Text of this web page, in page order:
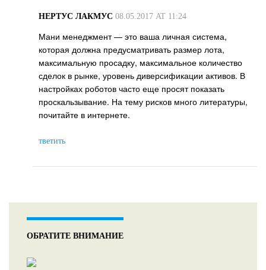
НЕРТУС ЛАКМУС 08.05.2017 AT 11:24
Мани менеджмент — это ваша личная система,
которая должна предусматривать размер лота,
максимальную просадку, максимальное количество
сделок в рынке, уровень диверсификации активов. В
настройках роботов часто еще просят показать
проскальзывание. На тему рисков много литературы,
почитайте в интернете.
тветить
ОБРАТИТЕ ВНИМАНИЕ